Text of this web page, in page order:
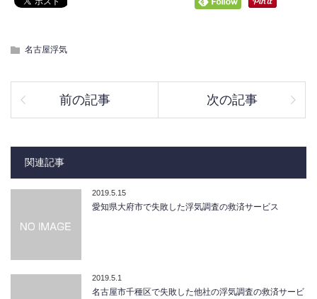
名古屋浮気
前の記事 次の記事
関連記事
2019.5.15
愛知県大府市で失敗した浮気調査の救済サービス
2019.5.1
名古屋市千種区で失敗した他社の浮気調査の救済サービ